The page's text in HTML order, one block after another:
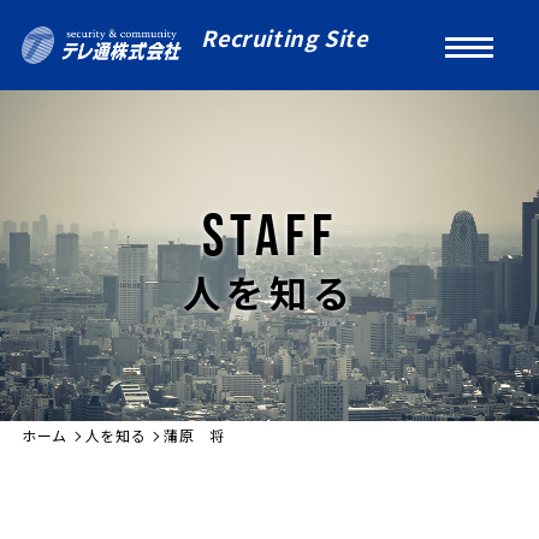
Recruiting Site
STAFF
人を知る
ホーム 人を知る 蒲原 将